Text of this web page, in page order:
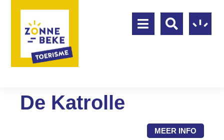
De Katrolle
MEER INFO